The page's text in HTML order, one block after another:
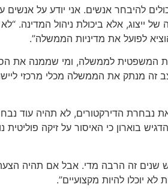
להיבחר אנשים. אני יודע על אנשים
אלא ביכולת ניהול המדינה. “לא
לפועל את מדיניות הממשלה”.
המשפטית לממשלה, ומי שממנה את
זה מנתק את הממשלה מכלי מרכזי
נבחרת הדירקטורים, לא תהיה עוד
בוארון כי האיסור על זיקה פוליטית
שנים זה הרבה מדי. אבל אם תהיה
יוכלו להיות מקצועיים”.